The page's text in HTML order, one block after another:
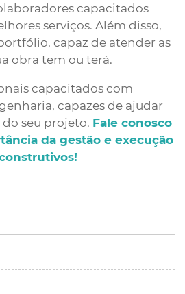
capacitados
serviços. Além disso,
capaz de atender as
obra tem ou terá.
capacitados com
capazes de ajudar
seu projeto. Fale conosco
da gestão e execução